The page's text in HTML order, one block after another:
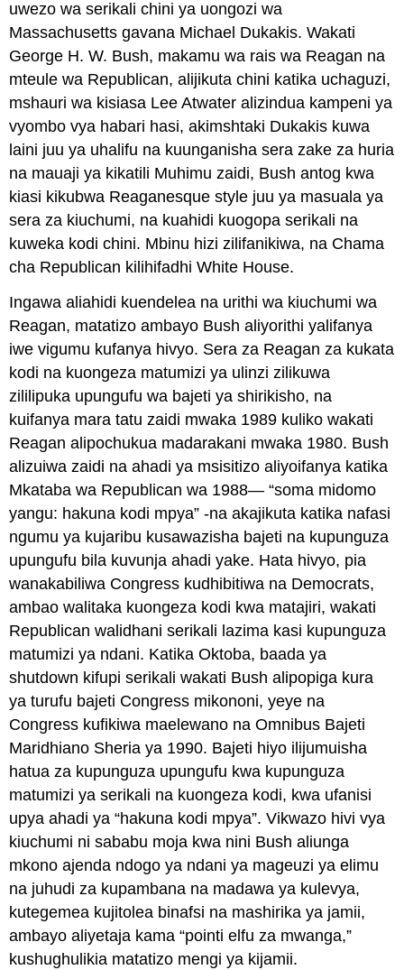
uwezo wa serikali chini ya uongozi wa
Massachusetts gavana Michael Dukakis. Wakati
George H. W. Bush, makamu wa rais wa Reagan na
mteule wa Republican, alijikuta chini katika uchaguzi,
mshauri wa kisiasa Lee Atwater alizindua kampeni ya
vyombo vya habari hasi, akimshtaki Dukakis kuwa
laini juu ya uhalifu na kuunganisha sera zake za huria
na mauaji ya kikatili Muhimu zaidi, Bush antog kwa
kiasi kikubwa Reaganesque style juu ya masuala ya
sera za kiuchumi, na kuahidi kuogopa serikali na
kuweka kodi chini. Mbinu hizi zilifanikiwa, na Chama
cha Republican kilihifadhi White House.
Ingawa aliahidi kuendelea na urithi wa kiuchumi wa
Reagan, matatizo ambayo Bush aliyorithi yalifanya
iwe vigumu kufanya hivyo. Sera za Reagan za kukata
kodi na kuongeza matumizi ya ulinzi zilikuwa
zililipuka upungufu wa bajeti ya shirikisho, na
kuifanya mara tatu zaidi mwaka 1989 kuliko wakati
Reagan alipochukua madarakani mwaka 1980. Bush
alizuiwa zaidi na ahadi ya msisitizo aliyoifanya katika
Mkataba wa Republican wa 1988— “soma midomo
yangu: hakuna kodi mpya” -na akajikuta katika nafasi
ngumu ya kujaribu kusawazisha bajeti na kupunguza
upungufu bila kuvunja ahadi yake. Hata hivyo, pia
wanakabiliwa Congress kudhibitiwa na Democrats,
ambao walitaka kuongeza kodi kwa matajiri, wakati
Republican walidhani serikali lazima kasi kupunguza
matumizi ya ndani. Katika Oktoba, baada ya
shutdown kifupi serikali wakati Bush alipopiga kura
ya turufu bajeti Congress mikononi, yeye na
Congress kufikiwa maelewano na Omnibus Bajeti
Maridhiano Sheria ya 1990. Bajeti hiyo ilijumuisha
hatua za kupunguza upungufu kwa kupunguza
matumizi ya serikali na kuongeza kodi, kwa ufanisi
upya ahadi ya “hakuna kodi mpya”. Vikwazo hivi vya
kiuchumi ni sababu moja kwa nini Bush aliunga
mkono ajenda ndogo ya ndani ya mageuzi ya elimu
na juhudi za kupambana na madawa ya kulevya,
kutegemea kujitolea binafsi na mashirika ya jamii,
ambayo aliyetaja kama “pointi elfu za mwanga,”
kushughulikia matatizo mengi ya kijamii.